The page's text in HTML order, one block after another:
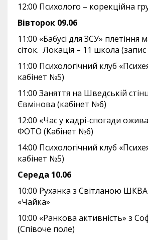
12:00 Психолого – корекційна
Вівторок 09.06
11:00 «Бабусі для ЗСУ» плетіння
сіток. Локація – 11 школа (запис
11:00 Психологічний клуб
кабінет №5)
11:00 Заняття на Шведській
Євмінова (кабінет №6)
12:00 «Час у кадрі-спогади
ФОТО (Кабінет №6)
14:00 Психологічний клуб
кабінет №5)
Середа 10.06
10:00 Руханка з Світланою
«Чайка»
10:00 «Ранкова активність» з
(Співоче поле)